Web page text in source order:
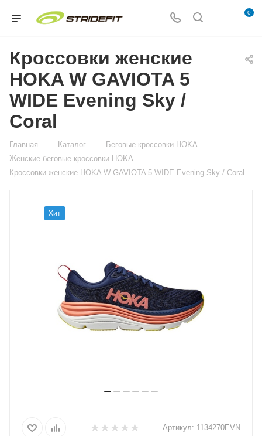
0
Кроссовки женские
HOKA W GAVIOTA 5
WIDE Evening Sky /
Coral
Главная — Каталог — Беговые кроссовки HOKA —
Женские беговые кроссовки HOKA —
Кроссовки женские HOKA W GAVIOTA 5 WIDE Evening Sky / Coral
Хит
Артикул: 1134270EVN